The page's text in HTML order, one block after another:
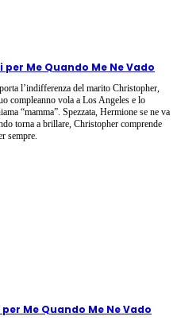
Me Quando Me Ne Vado
l’indifferenza del marito Christopher,
compleanno vola a Los Angeles e lo
“mamma”. Spezzata, Hermione se ne va
torna a brillare, Christopher comprende
sempre.
Me Quando Me Ne Vado